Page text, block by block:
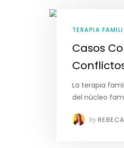
TERAPIA
Casos
La terapia
del núcleo
by